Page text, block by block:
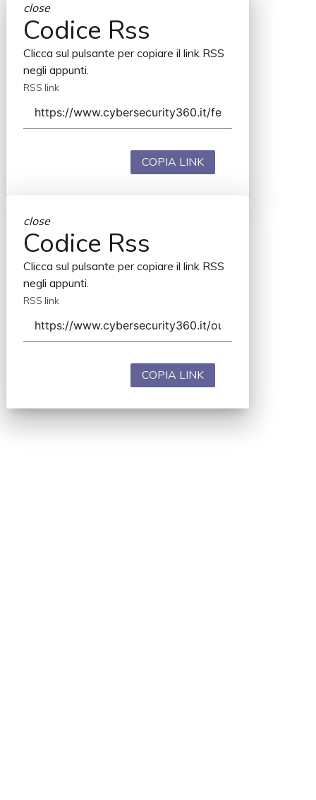
close
Codice Rss
Clicca sul pulsante per copiare il link RSS
negli appunti.
RSS link
COPIA LINK
close
Codice Rss
Clicca sul pulsante per copiare il link RSS
negli appunti.
RSS link
COPIA LINK